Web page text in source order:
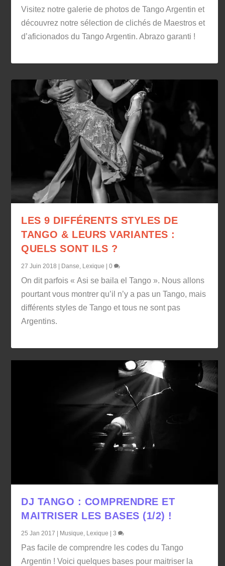
Visitez notre galerie de photos de Tango Argentin et
découvrez notre sélection de clichés de Maestros et
d’aficionados du Tango Argentin. Abrazo garanti !
LES 9 DIFFÉRENTS STYLES DE
TANGO & LEURS VARIANTES :
QUELS SONT ILS ?
27 Juin 2018 Danse, Lexique |0
On dit parfois « Asi se baila el Tango ». Nous allons
pourtant vous montrer qu’il n’y a pas un Tango, mais
différents styles de Tango et tous ne sont pas
Argentins.
DJ TANGO : COMPRENDRE ET
MAITRISER LES BASES (1/2) !
25 Jan 2017 | Musique, Lexique |3
Pas facile de comprendre les codes du Tango
Argentin ! Voici quelques bases pour maitriser la